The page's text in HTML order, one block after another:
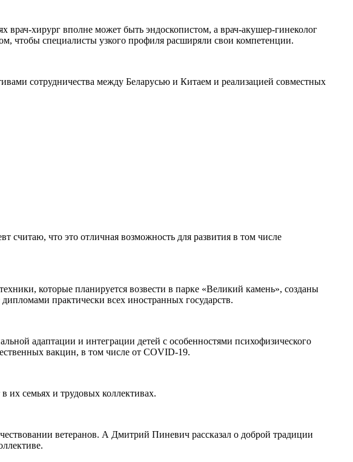
хирург вполне может быть эндоскопистом, а врач-акушер-гинеколог
чтобы специалисты узкого профиля расширяли свои компетенции.
сотрудничества между Беларусью и Китаем и реализацией совместных
считаю, что это отличная возможность для развития в том числе
которые планируется возвести в парке «Великий камень», созданы
практически всех иностранных государств.
адаптации и интеграции детей с особенностями психофизического
вакцин, в том числе от COVID-19.
их семьях и трудовых коллективах.
ветеранов. А Дмитрий Пиневич рассказал о доброй традиции